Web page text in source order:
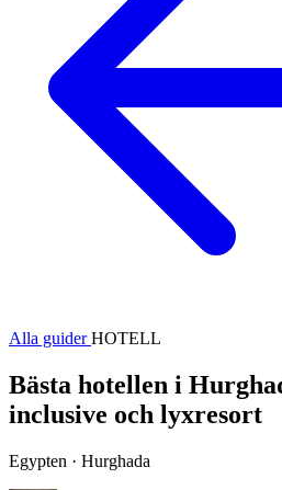
Alla guiderHOTELL
Bästa hotellen i
inclusive och lyxresort
Egypten · Hurghada